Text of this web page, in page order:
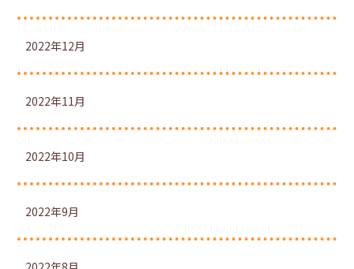
2022年12月
2022年11月
2022年10月
2022年9月